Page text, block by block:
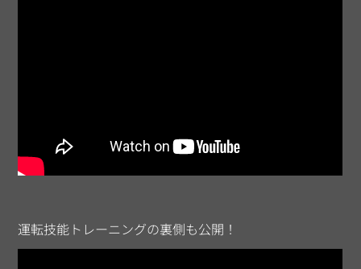
運転技能トレーニングの裏側も公開！